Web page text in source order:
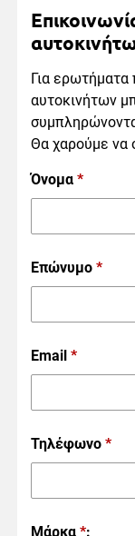
Για ερωτήματα
αυτοκινήτων
Θα χαρούμε να
Όνομα *
Επώνυμο *
Email *
Τηλέφωνο *
Μάρκα *: